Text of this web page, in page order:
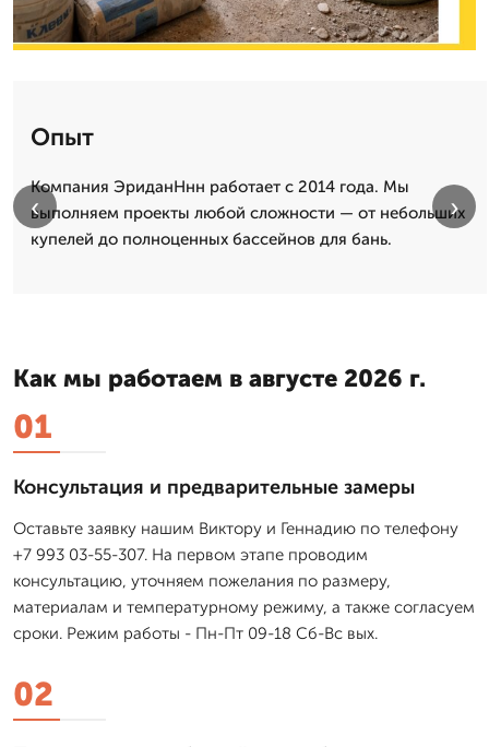
Опыт
Компания ЭриданНнн работает с 2014 года. Мы
выполняем проекты любой сложности — от небольших
купелей до полноценных бассейнов для бань.
‹ ›
Как мы работаем в августе 2026 г.
01
Консультация и предварительные замеры
Оставьте заявку нашим Виктору и Геннадию по телефону
+7 993 03-55-307. На первом этапе проводим
консультацию, уточняем пожелания по размеру,
материалам и температурному режиму, а также согласуем
сроки. Режим работы - Пн-Пт 09-18 Сб-Вс вых.
02